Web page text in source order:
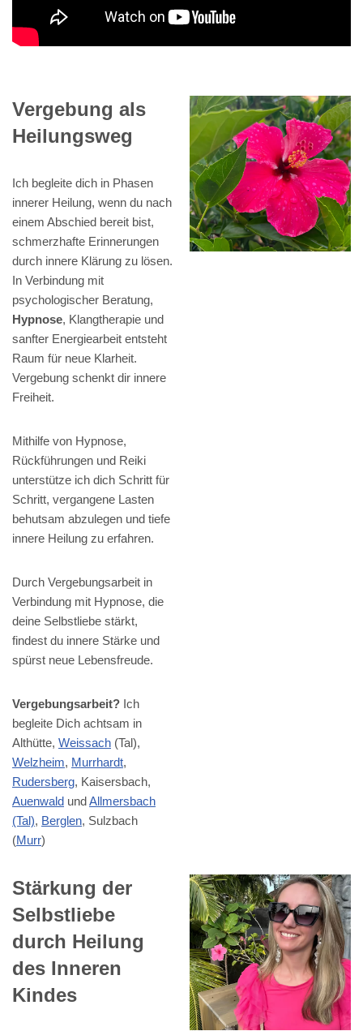
Vergebung als
Heilungsweg
Ich begleite dich in Phasen
innerer Heilung, wenn du nach
einem Abschied bereit bist,
schmerzhafte Erinnerungen
durch innere Klärung zu lösen.
In Verbindung mit
psychologischer Beratung,
Hypnose, Klangtherapie und
sanfter Energiearbeit entsteht
Raum für neue Klarheit.
Vergebung schenkt dir innere
Freiheit.
Mithilfe von Hypnose,
Rückführungen und Reiki
unterstütze ich dich Schritt für
Schritt, vergangene Lasten
behutsam abzulegen und tiefe
innere Heilung zu erfahren.
Durch Vergebungsarbeit in
Verbindung mit Hypnose, die
deine Selbstliebe stärkt,
findest du innere Stärke und
spürst neue Lebensfreude.
Vergebungsarbeit? Ich
begleite Dich achtsam in
Althütte, Weissach (Tal),
Welzheim, Murrhardt,
Rudersberg, Kaisersbach,
Auenwald undAllmersbach
(Tal), Berglen, Sulzbach
(Murr)
Stärkung der
Selbstliebe
durch Heilung
des Inneren
Kindes